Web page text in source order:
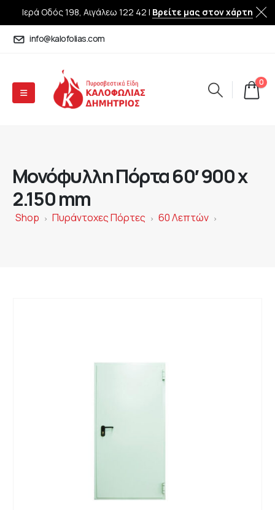
Ιερά Οδός 198, Αιγάλεω 122 42 | Βρείτε μας στον χάρτη
info@kalofolias.com
0
Μονόφυλλη Πόρτα 60′ 900 x
2.150 mm
Shop > Πυράντοχες Πόρτες > 60 Λεπτών >